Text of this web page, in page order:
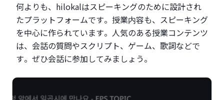
何よりも、hilokalはスピーキングのために設計され
たプラットフォームです。授業内容も、スピーキング
を中心に作られています。人気のある授業コンテンツ
は、会話の質問やスクリプト、ゲーム、歌詞などで
す。ぜひ会話に参加してみましょう。